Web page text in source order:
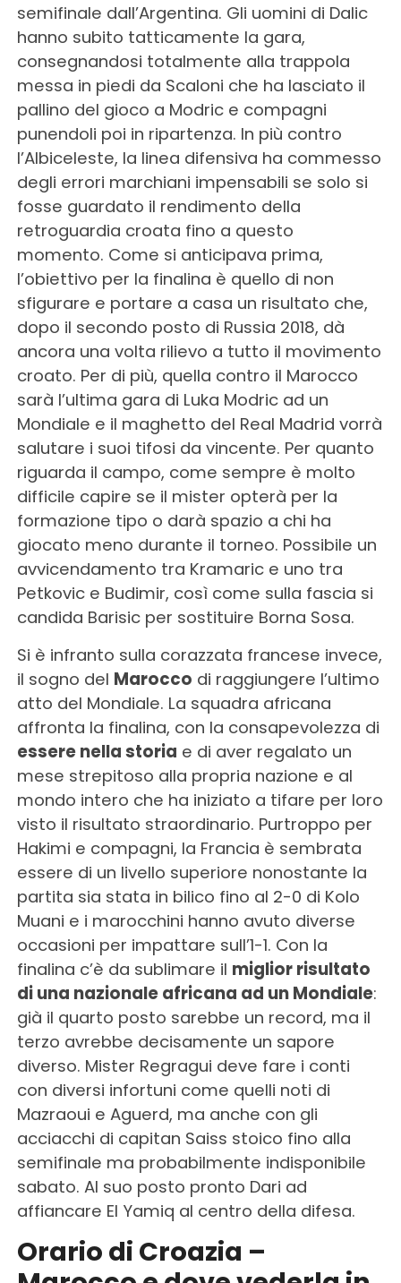
semifinale dall’Argentina. Gli uomini di Dalic
hanno subito tatticamente la gara,
consegnandosi totalmente alla trappola
messa in piedi da Scaloni che ha lasciato il
pallino del gioco a Modric e compagni
punendoli poi in ripartenza. In più contro
l’Albiceleste, la linea difensiva ha commesso
degli errori marchiani impensabili se solo si
fosse guardato il rendimento della
retroguardia croata fino a questo
momento. Come si anticipava prima,
l’obiettivo per la finalina è quello di non
sfigurare e portare a casa un risultato che,
dopo il secondo posto di Russia 2018, dà
ancora una volta rilievo a tutto il movimento
croato. Per di più, quella contro il Marocco
sarà l’ultima gara di Luka Modric ad un
Mondiale e il maghetto del Real Madrid vorrà
salutare i suoi tifosi da vincente. Per quanto
riguarda il campo, come sempre è molto
difficile capire se il mister opterà per la
formazione tipo o darà spazio a chi ha
giocato meno durante il torneo. Possibile un
avvicendamento tra Kramaric e uno tra
Petkovic e Budimir, così come sulla fascia si
candida Barisic per sostituire Borna Sosa.
Si è infranto sulla corazzata francese invece,
il sogno del Marocco di raggiungere l’ultimo
atto del Mondiale. La squadra africana
affronta la finalina, con la consapevolezza di
essere nella storia e di aver regalato un
mese strepitoso alla propria nazione e al
mondo intero che ha iniziato a tifare per loro
visto il risultato straordinario. Purtroppo per
Hakimi e compagni, la Francia è sembrata
essere di un livello superiore nonostante la
partita sia stata in bilico fino al 2-0 di Kolo
Muani e i marocchini hanno avuto diverse
occasioni per impattare sull’1-1. Con la
finalina c’è da sublimare il miglior risultato
di una nazionale africana ad un Mondiale:
già il quarto posto sarebbe un record, ma il
terzo avrebbe decisamente un sapore
diverso. Mister Regragui deve fare i conti
con diversi infortuni come quelli noti di
Mazraoui e Aguerd, ma anche con gli
acciacchi di capitan Saiss stoico fino alla
semifinale ma probabilmente indisponibile
sabato. Al suo posto pronto Dari ad
affiancare El Yamiq al centro della difesa.
Orario di Croazia –